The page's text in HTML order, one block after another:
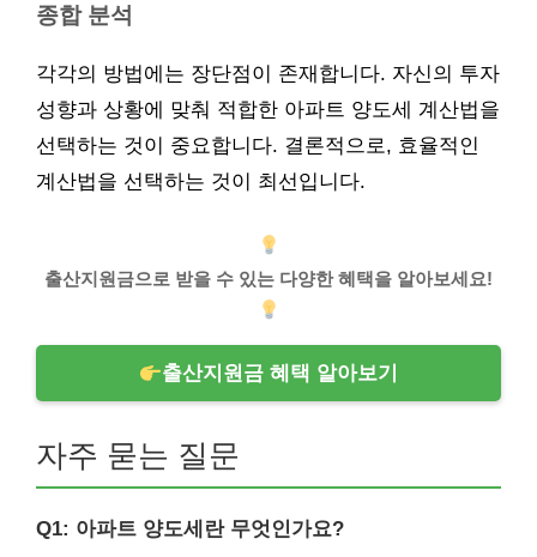
종합 분석
각각의 방법에는 장단점이 존재합니다. 자신의 투자
성향과 상황에 맞춰 적합한 아파트 양도세 계산법을
선택하는 것이 중요합니다. 결론적으로, 효율적인
계산법을 선택하는 것이 최선입니다.
출산지원금으로 받을 수 있는 다양한 혜택을 알아보세요!
출산지원금 혜택 알아보기
자주 묻는 질문
Q1: 아파트 양도세란 무엇인가요?